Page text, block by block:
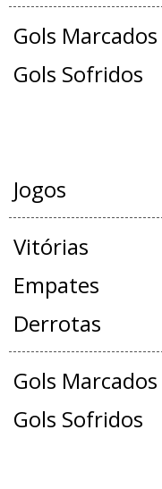
Gols Marcados
Gols Sofridos
Jogos
Vitórias
Empates
Derrotas
Gols Marcados
Gols Sofridos